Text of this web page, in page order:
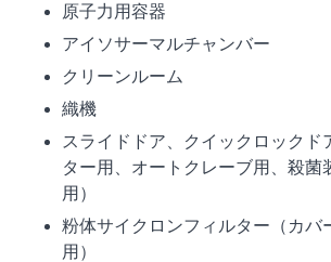
原子力用容器
アイソサーマルチャンバー
クリーンルーム
織機
スライドドア、クイックロックド
ター用、オートクレーブ用、殺菌
粉体サイクロンフィルター（カバ
用）